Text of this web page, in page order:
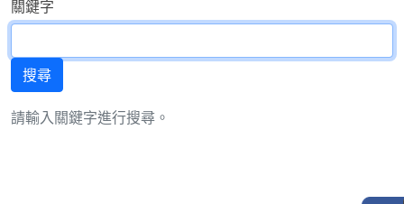
關鍵字
請輸入關鍵字進行搜尋。